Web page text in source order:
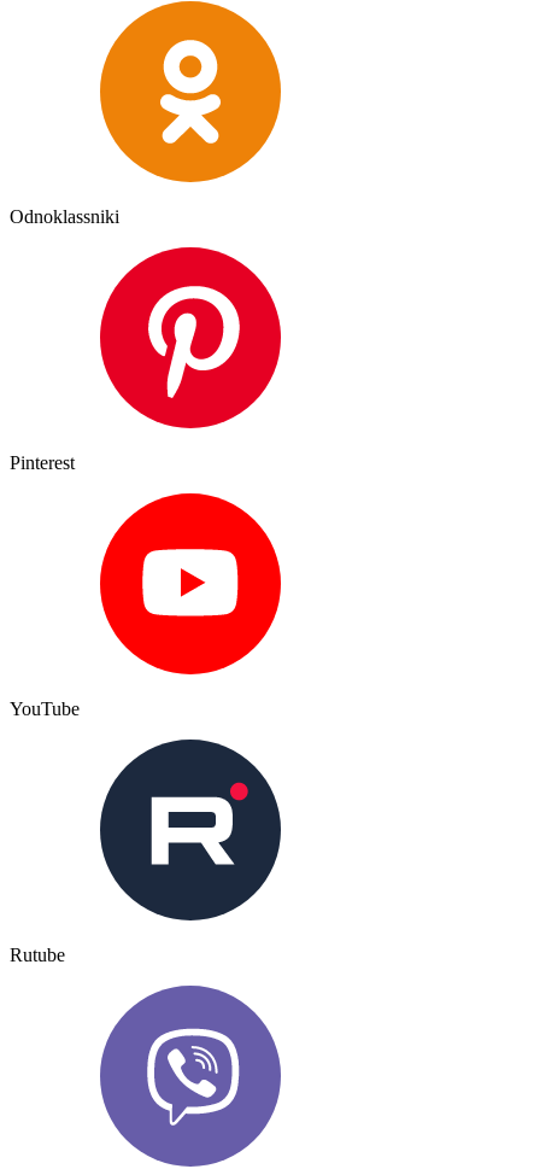
Odnoklassniki
Pinterest
YouTube
Rutube